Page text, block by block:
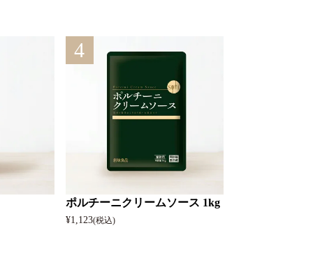
4
ポルチーニクリームソース 1kg
¥1,123(税込)